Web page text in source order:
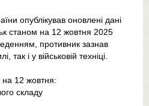
опублікував оновлені дані
станом на 12 жовтня 2025
противник зазнав
так і у військовій техніці.
на 12 жовтня:
складу